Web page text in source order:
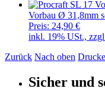
Vorbau Ø 31,8mm
Preis: 24,90 €
inkl. 19% USt.,
Zurück Nach oben
Sicher und